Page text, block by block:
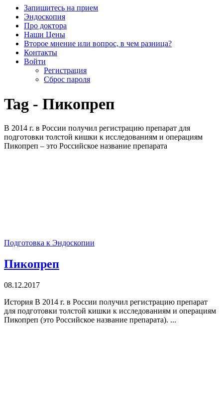
Запишитесь на прием
Эндоскопия
Про доктора
Наши Цены
Второе мнение или вопрос, в чем разница?
Контакты
Войти
Регистрация
Сброс пароля
Tag - Пикопреп
В 2014 г. в России получил регистрацию препарат для
подготовки толстой кишки к исследованиям и операциям
Пикопреп – это Российское название препарата
Подготовка к Эндоскопии
Пикопреп
08.12.2017
История В 2014 г. в России получил регистрацию препарат
для подготовки толстой кишки к исследованиям и операциям
Пикопреп (это Российское название препарата). ...